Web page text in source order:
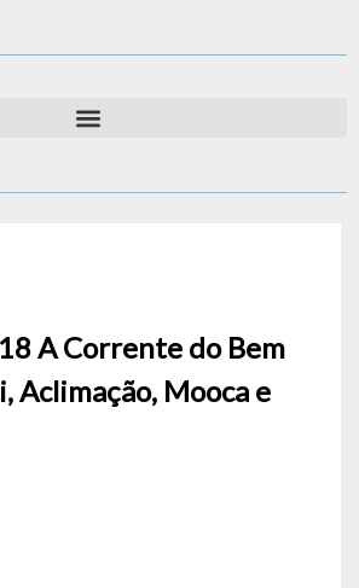
A Corrente do Bem
Aclimação, Mooca e